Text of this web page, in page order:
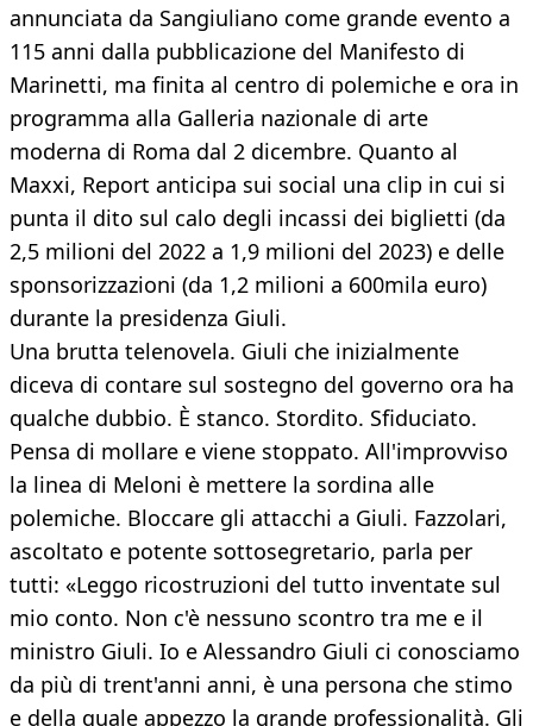
annunciata da Sangiuliano come grande evento a
115 anni dalla pubblicazione del Manifesto di
Marinetti, ma finita al centro di polemiche e ora in
programma alla Galleria nazionale di arte
moderna di Roma dal 2 dicembre. Quanto al
Maxxi, Report anticipa sui social una clip in cui si
punta il dito sul calo degli incassi dei biglietti (da
2,5 milioni del 2022 a 1,9 milioni del 2023) e delle
sponsorizzazioni (da 1,2 milioni a 600mila euro)
durante la presidenza Giuli.
Una brutta telenovela. Giuli che inizialmente
diceva di contare sul sostegno del governo ora ha
qualche dubbio. È stanco. Stordito. Sfiduciato.
Pensa di mollare e viene stoppato. All'improvviso
la linea di Meloni è mettere la sordina alle
polemiche. Bloccare gli attacchi a Giuli. Fazzolari,
ascoltato e potente sottosegretario, parla per
tutti: «Leggo ricostruzioni del tutto inventate sul
mio conto. Non c'è nessuno scontro tra me e il
ministro Giuli. Io e Alessandro Giuli ci conosciamo
da più di trent'anni anni, è una persona che stimo
e della quale appezzo la grande professionalità. Gli